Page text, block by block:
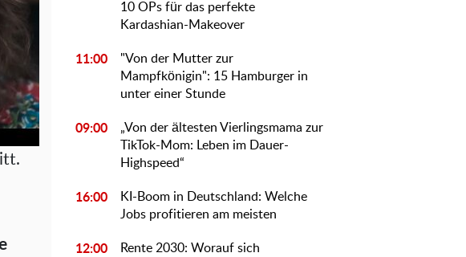
10 OPs für das perfekte
Kardashian-Makeover
11:00
"Von der Mutter zur
Mampfkönigin": 15 Hamburger in
unter einer Stunde
09:00
„Von der ältesten Vierlingsmama zur
TikTok-Mom: Leben im Dauer-
Highspeed“
16:00
KI-Boom in Deutschland: Welche
Jobs profitieren am meisten
12:00
Rente 2030: Worauf sich